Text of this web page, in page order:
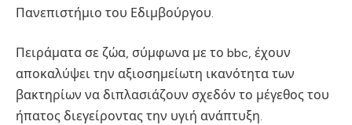
Πανεπιστήμιο του Εδιμβούργου.
Πειράματα σε ζώα, σύμφωνα με το bbc, έχουν
αποκαλύψει την αξιοσημείωτη ικανότητα των
βακτηρίων να διπλασιάζουν σχεδόν το μέγεθος του
ήπατος διεγείροντας την υγιή ανάπτυξη.